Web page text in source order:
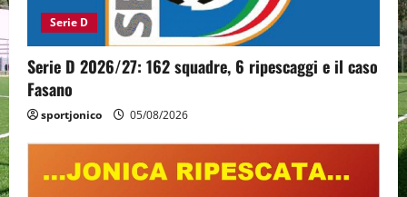
Serie D
Serie D 2026/27: 162 squadre, 6 ripescaggi e il caso
Fasano
sportjonico 05/08/2026